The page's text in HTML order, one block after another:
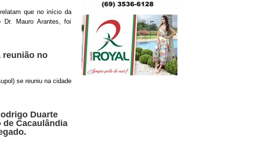
que no início da
Dr. Mauro Arantes, foi
reunião no
se reuniu na cidade
Duarte
Cacaulândia